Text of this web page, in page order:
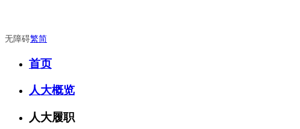
无障碍繁简
首页
人大概览
人大履职